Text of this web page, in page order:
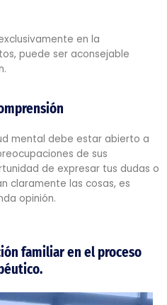
en la
puede ser aconsejable
mental debe estar abierto a
de sus
de expresar tus dudas o
claramente las cosas, es
opinión.
familiar en el proceso